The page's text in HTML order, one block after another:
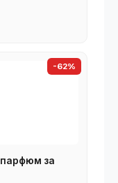
-62%
парфюм за